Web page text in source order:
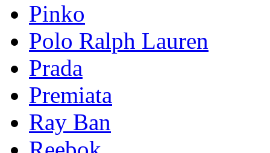
Pinkо
Polo Ralph Lauren
Prada
Premiata
Ray Ban